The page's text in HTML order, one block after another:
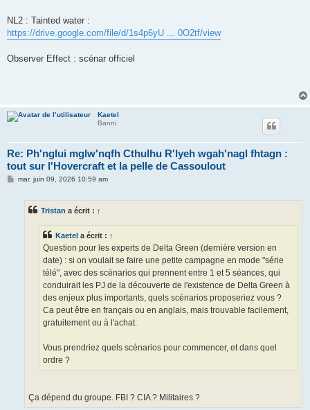
NL2 : Tainted water :
https://drive.google.com/file/d/1s4p6yU ... 0O2tf/view
Observer Effect : scénar officiel
Kaetel
Banni
Re: Ph'nglui mglw'nqfh Cthulhu R'lyeh wgah'nagl fhtagn :
tout sur l'Hovercraft et la pelle de Cassoulout
Mmar. juin 09, 2026 10:59 am
Tristan a écrit : ↑
Kaetel a écrit : ↑
Question pour les experts de Delta Green (dernière version en
date) : si on voulait se faire une petite campagne en mode "série
télé", avec des scénarios qui prennent entre 1 et 5 séances, qui
conduirait les PJ de la découverte de l'existence de Delta Green à
des enjeux plus importants, quels scénarios proposeriez vous ?
Ca peut être en français ou en anglais, mais trouvable facilement,
gratuitement ou à l'achat.
Vous prendriez quels scénarios pour commencer, et dans quel
ordre ?
Ça dépend du groupe. FBI ? CIA ? Militaires ?